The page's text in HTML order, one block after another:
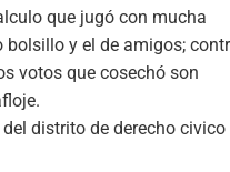
que jugó con mucha
y el de amigos;
votos que cosechó son
distrito de derecho civico